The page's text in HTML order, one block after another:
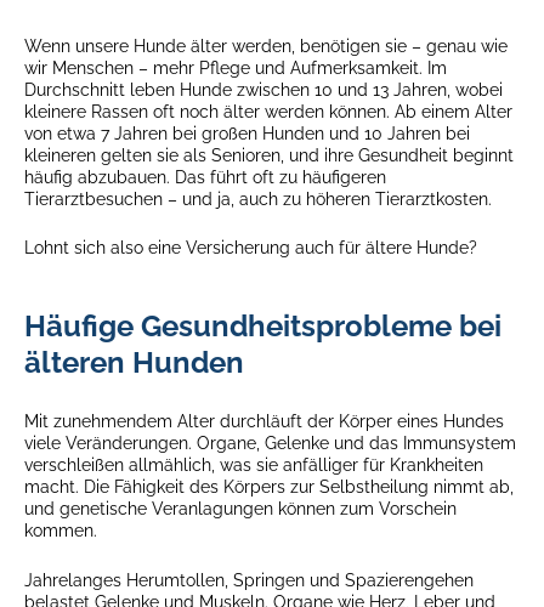
Wenn unsere Hunde älter werden, benötigen sie – genau wie
wir Menschen – mehr Pflege und Aufmerksamkeit. Im
Durchschnitt leben Hunde zwischen 10 und 13 Jahren, wobei
kleinere Rassen oft noch älter werden können. Ab einem Alter
von etwa 7 Jahren bei großen Hunden und 10 Jahren bei
kleineren gelten sie als Senioren, und ihre Gesundheit beginnt
häufig abzubauen. Das führt oft zu häufigeren
Tierarztbesuchen – und ja, auch zu höheren Tierarztkosten.
Lohnt sich also eine Versicherung auch für ältere Hunde?
Häufige Gesundheitsprobleme bei
älteren Hunden
Mit zunehmendem Alter durchläuft der Körper eines Hundes
viele Veränderungen. Organe, Gelenke und das Immunsystem
verschleißen allmählich, was sie anfälliger für Krankheiten
macht. Die Fähigkeit des Körpers zur Selbstheilung nimmt ab,
und genetische Veranlagungen können zum Vorschein
kommen.
Jahrelanges Herumtollen, Springen und Spazierengehen
belastet Gelenke und Muskeln. Organe wie Herz, Leber und